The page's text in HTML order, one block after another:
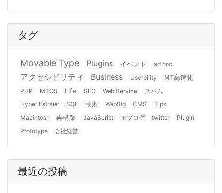
タグ
Movable Type Plugins イベント ad hoc
アクセシビリティ Business Userbility MT高速化
PHP MTOS Life SEO Web Service
スパム
Hyper Estraier
SQL 検索 WebSig CMS
Tips
Macintosh
再構築 JavaScript モブログ twitter
Plugin
Prototype
会社経営
最近の投稿